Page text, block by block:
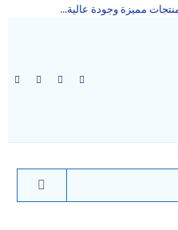
مميزة وجودة عالية...